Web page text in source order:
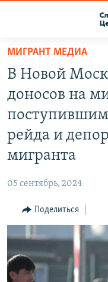
Вернуться
основному
содержанию
главной
навигации
Вернутся
RFE/RL ДИРЕКТ
НАСТОЯЩЕЕ ВРЕМЯ
МИГРАНТ МЕДИА
В Новой
доносов на
поступившим
рейда и
мигранта
05 сентябрь, 2024
Поделиться